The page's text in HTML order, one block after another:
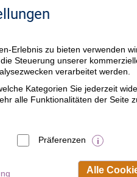
Erlebnis zu bieten verwenden
Steuerung unserer
verarbeitet werden.
Kategorien Sie jederzeit
alle Funktionalitäten der
Präferenzen
Alle